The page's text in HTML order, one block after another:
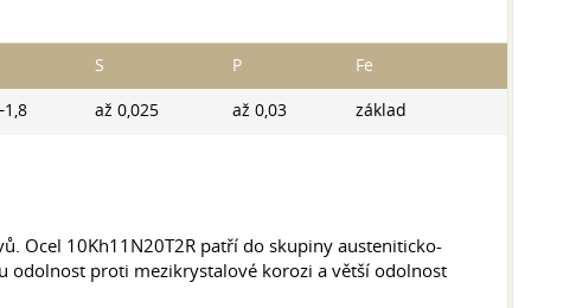
S P Fe
až 0,025 až 0,03 základ
Ocel 10Kh11N20T2R patří do skupiny austeniticko-
odolnost proti mezikrystalové korozi a větší odolnost